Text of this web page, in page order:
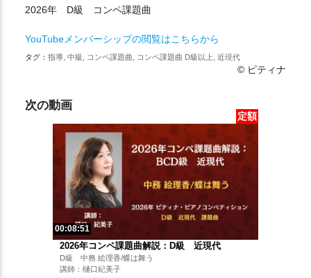
2026年 D級 コンペ課題曲
YouTubeメンバーシップの閲覧はこちらから
タグ： 指導, 中級, コンペ課題曲, コンペ課題曲 D級以上, 近現代
© ピティナ
次の動画
定額
00:08:51
2026年コンペ課題曲解説：D級 近現代
D級 中務 絵理香/蝶は舞う
講師：樋口紀美子